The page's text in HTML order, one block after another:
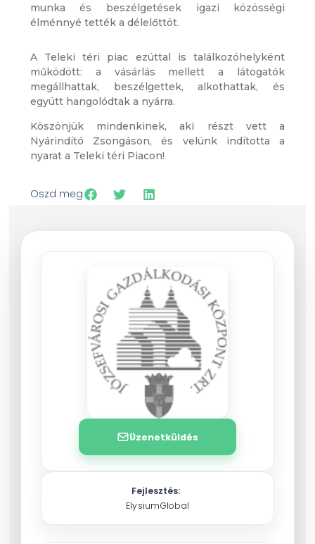
munka és beszélgetések igazi közösségi
élménnyé tették a délelőttöt.
A Teleki téri piac ezúttal is találkozóhelyként
működött: a vásárlás mellett a látogatók
megállhattak, beszélgettek, alkothattak, és
együtt hangolódtak a nyárra.
Köszönjük mindenkinek, aki részt vett a
Nyárindító Zsongáson, és velünk indította a
nyarat a Teleki téri Piacon!
Oszd meg
Üzenetküldés
Fejlesztés:
ElysiumGlobal